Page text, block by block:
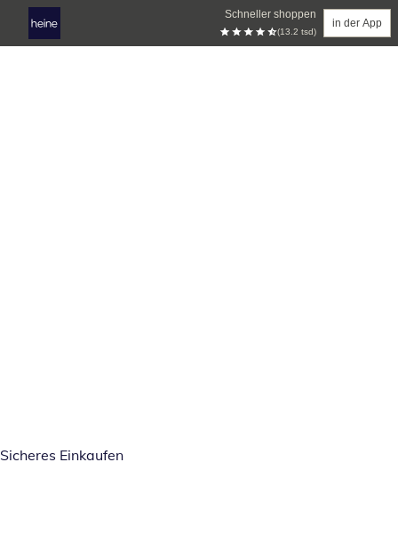
Schneller shoppen
(13.2 tsd)
in der App
Sicheres Einkaufen